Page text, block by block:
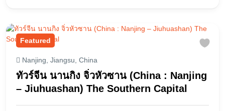
Featured
Nanjing, Jiangsu, China
ทัวร์จีน นานกิง จิ่วหัวซาน (China : Nanjing
– Jiuhuashan) The Southern Capital